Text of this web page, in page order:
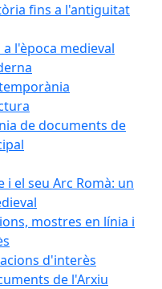
fins a l'antiguitat
l'època medieval
de documents de
i el seu Arc Romà: un
mostres en línia i
d'interès
de l'Arxiu